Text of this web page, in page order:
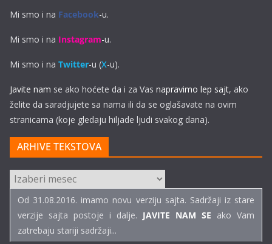
Mi smo i na Facebook-u.
Mi smo i na Instagram-u.
Mi smo i na Twitter-u (X-u).
Javite nam se ako hoćete da i za Vas napravimo lep sajt, ako
želite da saradjujete sa nama ili da se oglašavate na ovim
stranicama (koje gledaju hiljade ljudi svakog dana).
ARHIVE TEKSTOVA
ARHIVE
TEKSTOVA
Od 31.08.2016. imamo novu verziju sajta. Sadržaji iz stare
verzije sajta postoje i dalje. JAVITE NAM SE ako Vam
zatrebaju stariji sadržaji...